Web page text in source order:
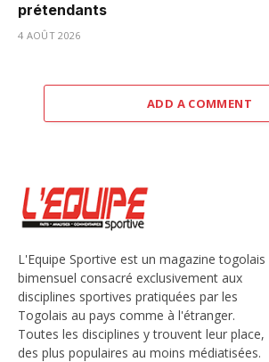
prétendants
4 AOÛT 2026
ADD A COMMENT
L'Equipe Sportive est un magazine togolais
bimensuel consacré exclusivement aux
disciplines sportives pratiquées par les
Togolais au pays comme à l'étranger.
Toutes les disciplines y trouvent leur place,
des plus populaires au moins médiatisées.